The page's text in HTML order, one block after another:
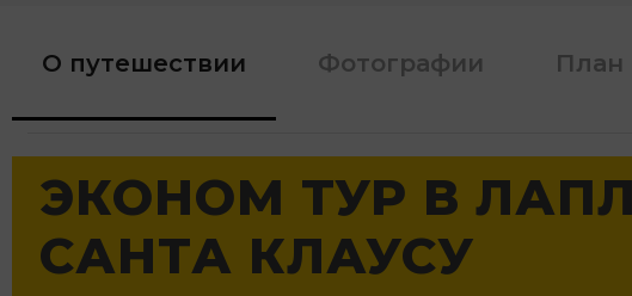
О путешествии Фотографии План
ЭКОНОМ ТУР В
САНТА КЛАУСУ